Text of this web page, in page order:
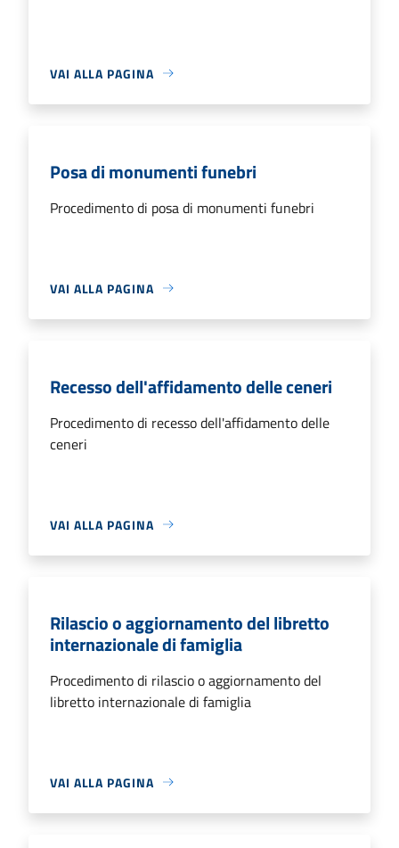
VAI ALLA PAGINA
Posa di monumenti funebri
Procedimento di posa di monumenti funebri
VAI ALLA PAGINA
Recesso dell'affidamento delle ceneri
Procedimento di recesso dell'affidamento delle
ceneri
VAI ALLA PAGINA
Rilascio o aggiornamento del libretto
internazionale di famiglia
Procedimento di rilascio o aggiornamento del
libretto internazionale di famiglia
VAI ALLA PAGINA